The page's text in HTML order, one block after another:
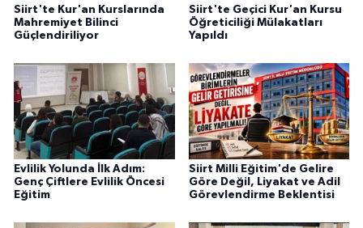
Siirt'te Kur'an Kurslarında
Mahremiyet Bilinci
Güçlendiriliyor
Siirt'te Geçici Kur'an Kursu
Öğreticiliği Mülakatları
Yapıldı
Evlilik Yolunda İlk Adım:
Genç Çiftlere Evlilik Öncesi
Eğitim
Siirt Milli Eğitim'de Gelire
Göre Değil, Liyakat ve Adil
Görevlendirme Beklentisi